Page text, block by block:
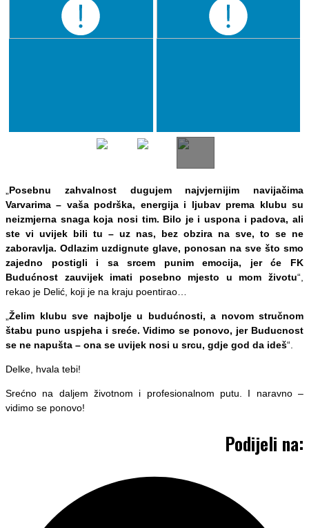
Posebnu zahvalnost dugujem najvjernijim navijačima
Varvarima – vaša podrška, energija i ljubav prema klubu su
neizmjerna snaga koja nosi tim. Bilo je i uspona i padova, ali
ste vi uvijek bili tu – uz nas, bez obzira na sve, to se ne
zaboravlja. Odlazim uzdignute glave, ponosan na sve što smo
zajedno postigli i sa srcem punim emocija, jer će FK
Budućnost zauvijek imati posebno mjesto u mom životu“,
rekao je Delić, koji je na kraju poentirao…
Želim klubu sve najbolje u budućnosti, a novom stručnom
štabu puno uspjeha i sreće. Vidimo se ponovo, jer Buducnost
se ne napušta – ona se uvijek nosi u srcu, gdje god da ideš“.
Delke, hvala tebi!
Srećno na daljem životnom i profesionalnom putu. I naravno –
vidimo se ponovo!
Podijeli na: